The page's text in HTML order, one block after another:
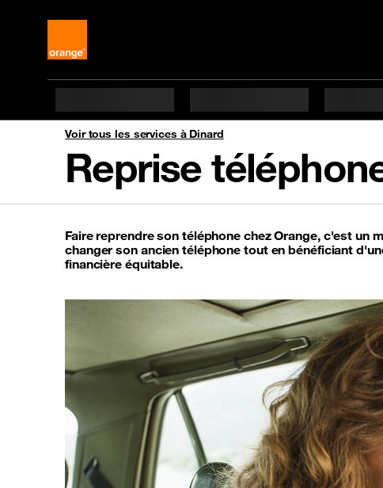
Voir tous les services à Dinard
Reprise
Faire reprendre son téléphone chez Orange, c'est un
changer son ancien téléphone tout en bénéficiant
financière équitable.